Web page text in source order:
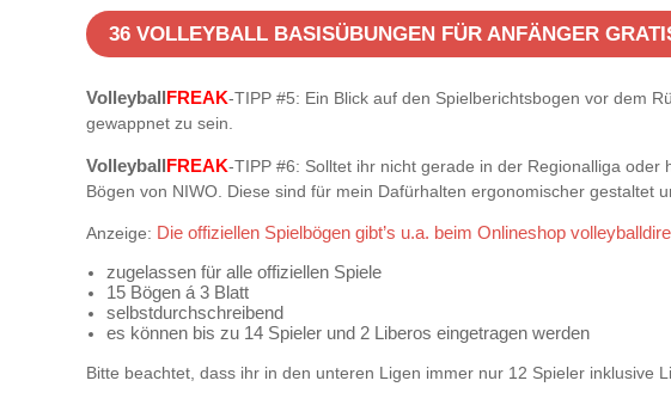
36 VOLLEYBALL BASISÜBUNGEN FÜR ANFÄNGER
Volleyball FREAK-TIPP #5: Ein Blick auf den Spielberichtsbogen vor dem
gewappnet zu sein.
Volleyball FREAK-TIPP #6: Solltet ihr nicht gerade in der Regionalliga
Bögen von NIWO. Diese sind für mein Dafürhalten ergonomischer gestaltet
Anzeige: Die offiziellen Spielbögen gibt’s u.a. beim Onlineshop
zugelassen für alle offiziellen Spiele
15 Bögen á 3 Blatt
selbstdurchschreibend
es können bis zu 14 Spieler und 2 Liberos eingetragen werden
Bitte beachtet, dass ihr in den unteren Ligen immer nur 12 Spieler